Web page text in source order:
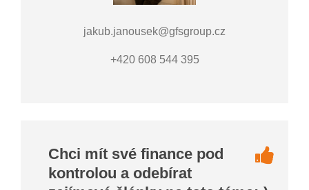
jakub.janousek@gfsgroup.cz
+420 608 544 395
Chci mít své finance pod
kontrolou a odebírat